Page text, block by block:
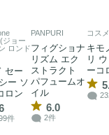
ジョー
ロンド
セー
ー ソ
ロン
件
PANPURI
フィグショナ
リズム エク
ストラクト
パフュームオ
イル
6.0
2件
コス
キモ
リ
ーコ